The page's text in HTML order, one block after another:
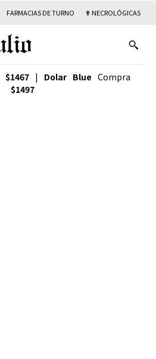
FARMACIAS DE TURNO ✟ NECROLÓGICAS
$1467 | Dolar Blue Compra
$1497